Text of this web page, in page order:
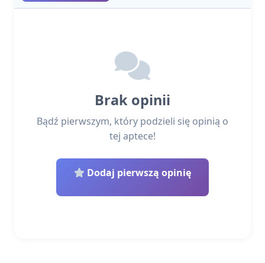
Brak opinii
Bądź pierwszym, który podzieli się opinią o
tej aptece!
Dodaj pierwszą opinię